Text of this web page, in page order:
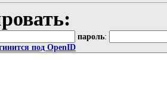
пароль:
под OpenID